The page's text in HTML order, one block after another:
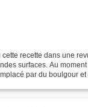
recette dans une
surfaces. Au
par du boulgour et